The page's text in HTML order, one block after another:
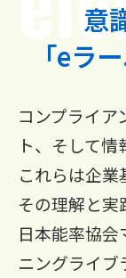
意
「eラ
コンプライア
ト、そして情
これらは企業
その理解と実
日本能率協
ニングライ